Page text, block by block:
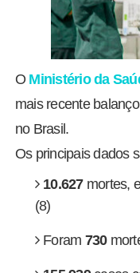
O Ministério da
mais recente
no Brasil.
Os principais dados
10.627 mortes,
(8)
Foram 730